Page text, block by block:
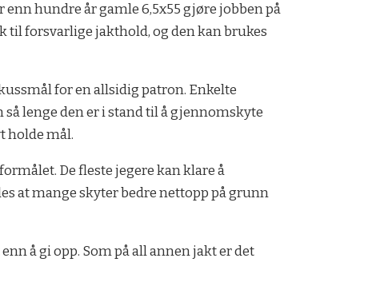
hundre år gamle 6,5x55 gjøre jobben på
til forsvar­lige jakthold, og den kan brukes
for en allsidig patron. Enkelte
lenge den er i stand til å gjennomskyte
holde mål.
De fleste jegere kan klare å
at mange skyter bedre nettopp på grunn
å gi opp. Som på all annen jakt er det